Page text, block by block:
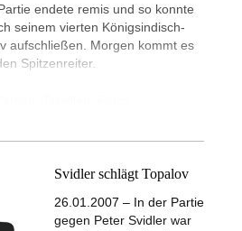
endete remis und so konnte
seinem vierten Königsindisch-
aufschließen. Morgen kommt es
Spitzenreiter.
Svidler schlägt Topalov
26.01.2007 – In der Partie
gegen Peter Svidler war